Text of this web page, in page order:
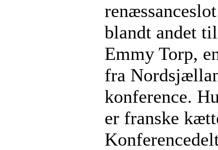
blandt andet
Emmy Torp,
fra
konference.
er franske